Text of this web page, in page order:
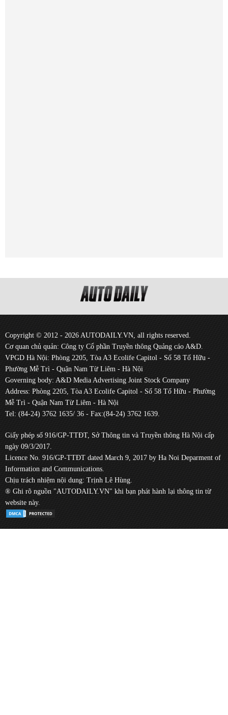
Copyright © 2012 - 2026 AUTODAILY.VN, all rights reserved.
Cơ quan chủ quản: Công ty Cổ phần Truyền thông Quảng cáo A&D.
VPGD Hà Nội: Phòng 2205, Tòa A3 Ecolife Capitol - Số 58 Tố Hữu -
Phường Mễ Trì - Quận Nam Từ Liêm - Hà Nội
Governing body: A&D Media Advertising Joint Stock Company
Address: Phòng 2205, Tòa A3 Ecolife Capitol - Số 58 Tố Hữu - Phường
Mễ Trì - Quận Nam Từ Liêm - Hà Nội
Tel: (84-24) 3762 1635/ 36 - Fax:(84-24) 3762 1639.
Giấy phép số 916/GP-TTĐT, Sở Thông tin và Truyền thông Hà Nội cấp
ngày 09/3/2017.
Licence No. 916/GP-TTĐT dated March 9, 2017 by Ha Noi Deparment of
Information and Communications.
Chịu trách nhiệm nội dung: Trịnh Lê Hùng.
® Ghi rõ nguồn "AUTODAILY.VN" khi bạn phát hành lại thông tin từ
website này.